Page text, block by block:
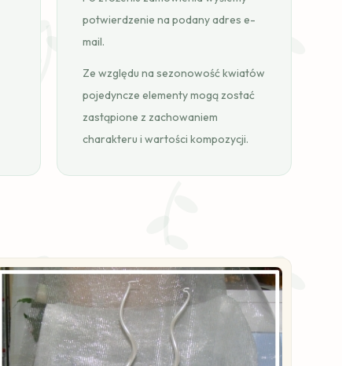
potwierdzenie na podany adres e-
mail.
Ze względu na sezonowość kwiatów
pojedyncze elementy mogą zostać
zastąpione z zachowaniem
charakteru i wartości kompozycji.